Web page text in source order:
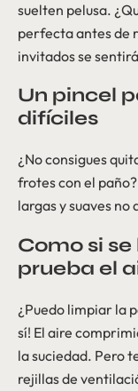
suelten pelusa.
perfecta antes de
invitados se
Un pincel
difíciles
¿No consigues
frotes con el
largas y suaves
Como si
prueba el
¿Puedo limpiar la
sí! El aire
la suciedad. Pero
rejillas de